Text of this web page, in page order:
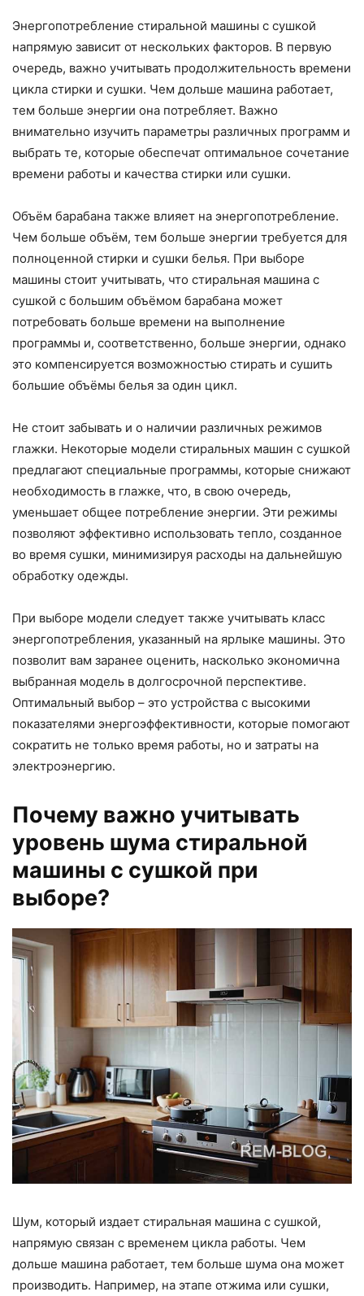
Энергопотребление стиральной машины с сушкой
напрямую зависит от нескольких факторов. В первую
очередь, важно учитывать продолжительность времени
цикла стирки и сушки. Чем дольше машина работает,
тем больше энергии она потребляет. Важно
внимательно изучить параметры различных программ и
выбрать те, которые обеспечат оптимальное сочетание
времени работы и качества стирки или сушки.
Объём барабана также влияет на энергопотребление.
Чем больше объём, тем больше энергии требуется для
полноценной стирки и сушки белья. При выборе
машины стоит учитывать, что стиральная машина с
сушкой с большим объёмом барабана может
потребовать больше времени на выполнение
программы и, соответственно, больше энергии, однако
это компенсируется возможностью стирать и сушить
большие объёмы белья за один цикл.
Не стоит забывать и о наличии различных режимов
глажки. Некоторые модели стиральных машин с сушкой
предлагают специальные программы, которые снижают
необходимость в глажке, что, в свою очередь,
уменьшает общее потребление энергии. Эти режимы
позволяют эффективно использовать тепло, созданное
во время сушки, минимизируя расходы на дальнейшую
обработку одежды.
При выборе модели следует также учитывать класс
энергопотребления, указанный на ярлыке машины. Это
позволит вам заранее оценить, насколько экономична
выбранная модель в долгосрочной перспективе.
Оптимальный выбор – это устройства с высокими
показателями энергоэффективности, которые помогают
сократить не только время работы, но и затраты на
электроэнергию.
Почему важно учитывать
уровень шума стиральной
машины с сушкой при
выборе?
Шум, который издает стиральная машина с сушкой,
напрямую связан с временем цикла работы. Чем
дольше машина работает, тем больше шума она может
производить. Например, на этапе отжима или сушки,